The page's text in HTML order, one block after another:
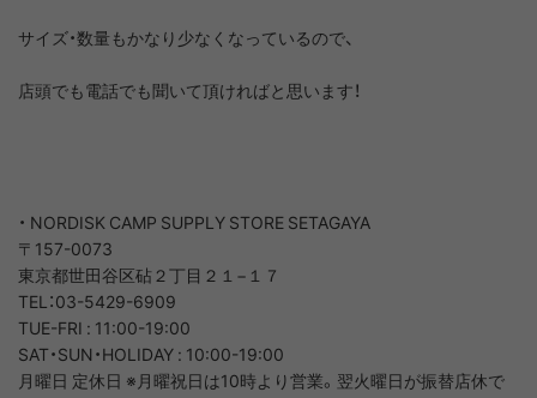
サイズ・数量もかなり少なくなっているので、
店頭でも電話でも聞いて頂ければと思います！
・ NORDISK CAMP SUPPLY STORE SETAGAYA
〒157-0073
東京都世田谷区砧２丁目２１−１７
TEL：03-5429-6909
TUE-FRI : 11:00-19:00
SAT・SUN・HOLIDAY : 10:00-19:00
月曜日 定休日 ※月曜祝日は10時より営業。翌火曜日が振替店休で